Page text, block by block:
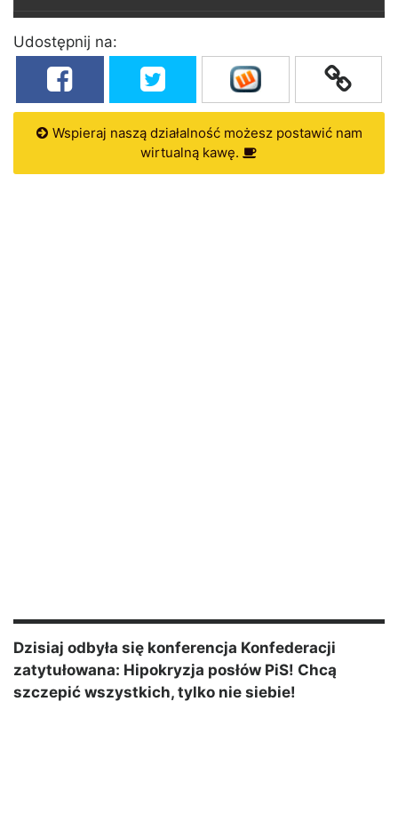
Udostępnij na:
Wspieraj naszą działalność możesz postawić nam
wirtualną kawę.
Dzisiaj odbyła się konferencja Konfederacji
zatytułowana: Hipokryzja posłów PiS! Chcą
szczepić wszystkich, tylko nie siebie!